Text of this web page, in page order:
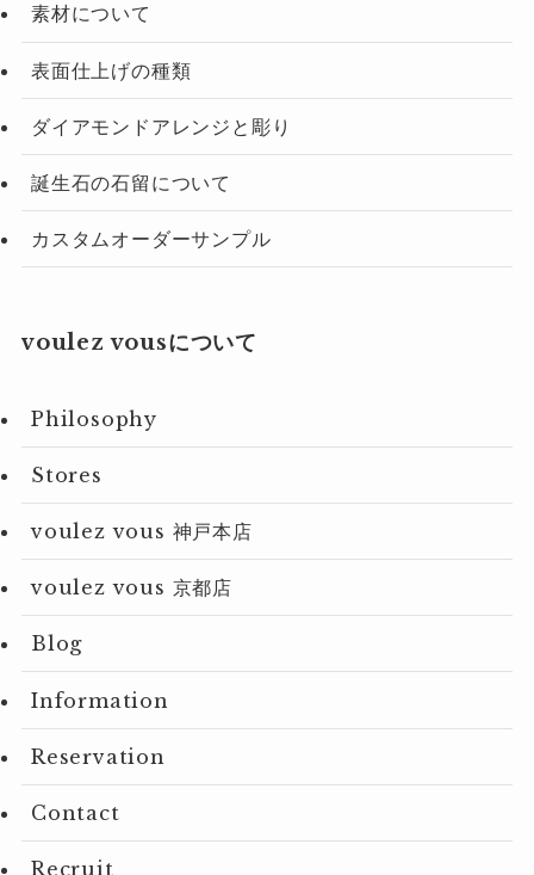
素材について
表面仕上げの種類
ダイアモンドアレンジと彫り
誕生石の石留について
カスタムオーダーサンプル
voulez vousについて
Philosophy
Stores
voulez vous 神戸本店
voulez vous 京都店
Blog
Information
Reservation
Contact
Recruit